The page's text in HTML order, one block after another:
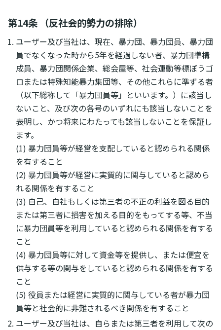
第14条 （反社会的勢力の排除）
ユーザー及び当社は、現在、暴力団、暴力団員、暴力団
員でなくなった時から5年を経過しない者、暴力団準構
成員、暴力団関係企業、総会屋等、社会運動等標ぼうゴ
ロまたは特殊知能暴力集団等、その他これらに準ずる者
（以下総称して「暴力団員等」といいます。）に該当し
ないこと、及び次の各号のいずれにも該当しないことを
表明し、かつ将来にわたっても該当しないことを保証し
ます。
(1) 暴力団員等が経営を支配していると認められる関係
を有すること
(2) 暴力団員等が経営に実質的に関与していると認めら
れる関係を有すること
(3) 自己、自社もしくは第三者の不正の利益を図る目的
または第三者に損害を加える目的をもってする等、不当
に暴力団員等を利用していると認められる関係を有する
こと
(4) 暴力団員等に対して資金等を提供し、または便宜を
供与する等の関与をしていると認められる関係を有する
こと
(5) 役員または経営に実質的に関与している者が暴力団
員等と社会的に非難されるべき関係を有すること
ユーザー及び当社は、自らまたは第三者を利用して次の